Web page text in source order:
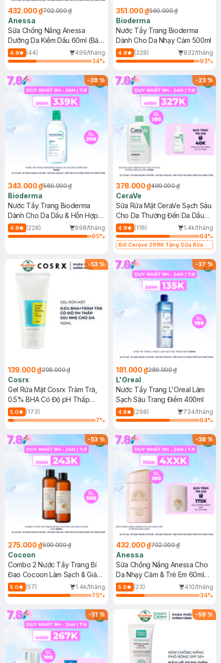
432.000 ₫702.000 ₫
Anessa
Sữa Chống Nắng Anessa
Dưỡng Da Kiềm Dầu 60ml (Bản
Mới)
4.9 (44)
499/tháng
34%
351.000 ₫560.000 ₫
Bioderma
Nước Tẩy Trang Bioderma
Dành Cho Da Nhạy Cảm 500ml
4.9 (228)
832/tháng
93%
-39%
343.000 ₫560.000 ₫
Bioderma
Nước Tẩy Trang Bioderma
Dành Cho Da Dầu & Hỗn Hợp
500ml
4.9 (228)
698/tháng
95%
-23%
378.000 ₫490.000 ₫
CeraVe
Sữa Rửa Mặt CeraVe Sạch Sâu
Cho Da Thường Đến Da Dầu
473ml
4.9 (116)
1.4k/tháng
64%
Bill Cerave 299K Tặng Sữa Rửa
-53 %
139.000 ₫298.000 ₫
Cosrx
Gel Rửa Mặt Cosrx Tràm Trà,
0.5% BHA Có Độ pH Thấp
150ml
5.0
(173)
7%
-37%
181.000 ₫289.000 ₫
L'Oreal
Nước Tẩy Trang L'Oreal Làm
Sạch Sâu Trang Điểm 400ml
4.8 (298)
734/tháng
64%
-53%
275.000 ₫590.000 ₫
Cocoon
Combo 2 Nước Tẩy Trang Bí
Đao Cocoon Làm Sạch & Giảm
Dầu 500ml
5.0 (57)
1.4k/tháng
75%
-38%
432.000 ₫702.000 ₫
Anessa
Sữa Chống Nắng Anessa Cho
Da Nhạy Cảm & Trẻ Em 60ml
(Mới)
5.0 (23)
410/tháng
34%
-31% -59 %